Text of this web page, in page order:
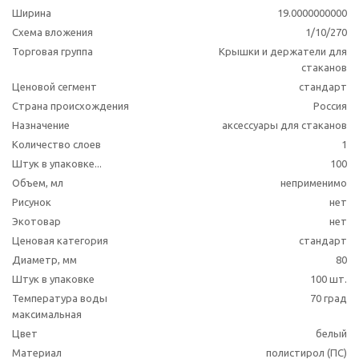
Ширина
19.0000000000
Схема вложения
1/10/270
Торговая группа
Крышки и держатели для
стаканов
Ценовой сегмент
стандарт
Страна происхождения
Россия
Назначение
аксессуары для стаканов
Количество слоев
1
Штук в упаковке...
100
Объем, мл
неприменимо
Рисунок
нет
Экотовар
нет
Ценовая категория
стандарт
Диаметр, мм
80
Штук в упаковке
100 шт.
Температура воды
максимальная
70 град
Цвет
белый
Материал
полистирол (ПС)